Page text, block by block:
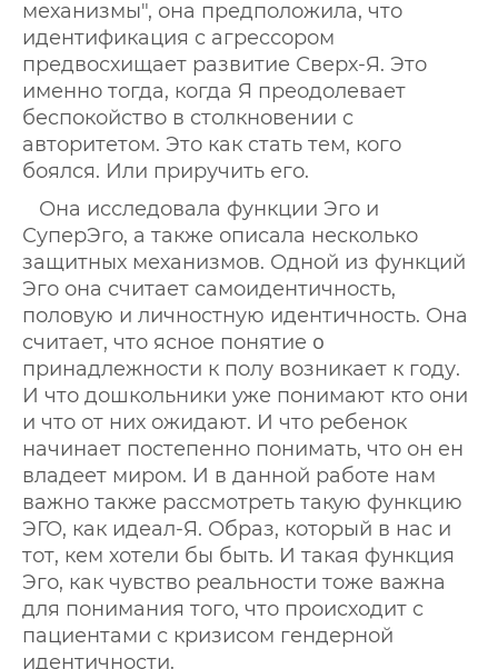
механизмы", она предположила, что
идентификация с агрессором
предвосхищает развитие Сверх-Я. Это
именно тогда, когда Я преодолевает
беспокойство в столкновении с
авторитетом. Это как стать тем, кого
боялся. Или приручить его.
Она исследовала функции Эго и
СуперЭго, а также описала несколько
защитных механизмов. Одной из функций
Эго она считает самоидентичность,
половую и личностную идентичность. Она
считает, что ясное понятие ο
принадлежности к полу возникает к году.
И что дошкольники уже понимают кто они
и что от них ожидают. И что ребенок
начинает постепенно понимать, что он ен
владеет миром. И в данной работе нам
важно также рассмотреть такую функцию
ЭГО, как идеал-Я. Образ, который в нас и
тот, кем хотели бы быть. И такая функция
Эго, как чувство реальности тоже важна
для понимания того, что происходит с
пациентами с кризисом гендерной
идентичности.